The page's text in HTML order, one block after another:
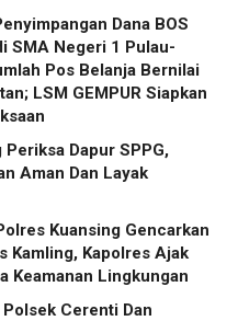
Dana BOS
SMA Negeri 1 Pulau-
Pos Belanja Bernilai
LSM GEMPUR Siapkan
Dapur SPPG,
Aman Dan Layak
Kuansing Gencarkan
Kamling, Kapolres Ajak
Keamanan Lingkungan
Cerenti Dan